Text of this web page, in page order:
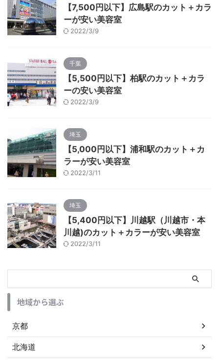
【7,500円以下】広島駅のカット＋カラ
ーが安い美容室
2022/3/9
千葉
【5,500円以下】柏駅のカット＋カラ
ーの安い美容室
2022/3/9
埼玉
【5,000円以下】浦和駅のカット＋カ
ラーが安い美容室
2022/3/11
埼玉
【5,400円以下】川越駅（川越市・本
川越)のカット＋カラーが安い美容室
2022/3/11
地域から選ぶ
京都
北海道